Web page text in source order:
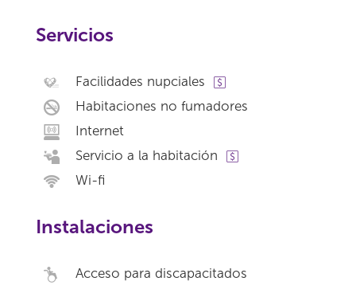
Servicios
Facilidades nupciales
Habitaciones no fumadores
Internet
Servicio a la habitación
Wi-fi
Instalaciones
Acceso para discapacitados